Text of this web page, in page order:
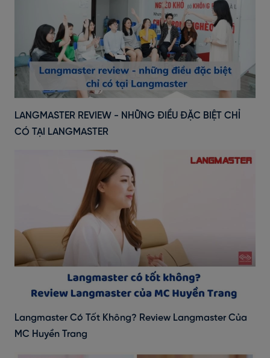
LANGMASTER REVIEW - NHỮNG ĐIỀU ĐẶC BIỆT CHỈ
CÓ TẠI LANGMASTER
Langmaster Có Tốt Không? Review Langmaster Của
MC Huyền Trang